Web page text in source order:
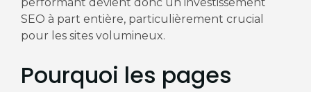
SEO à part entière, particulièrement crucial
pour les sites volumineux.
Pourquoi les pages